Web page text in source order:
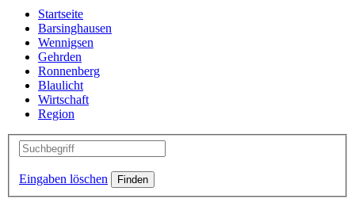
Startseite
Barsinghausen
Wennigsen
Gehrden
Ronnenberg
Blaulicht
Wirtschaft
Region
Eingaben löschen